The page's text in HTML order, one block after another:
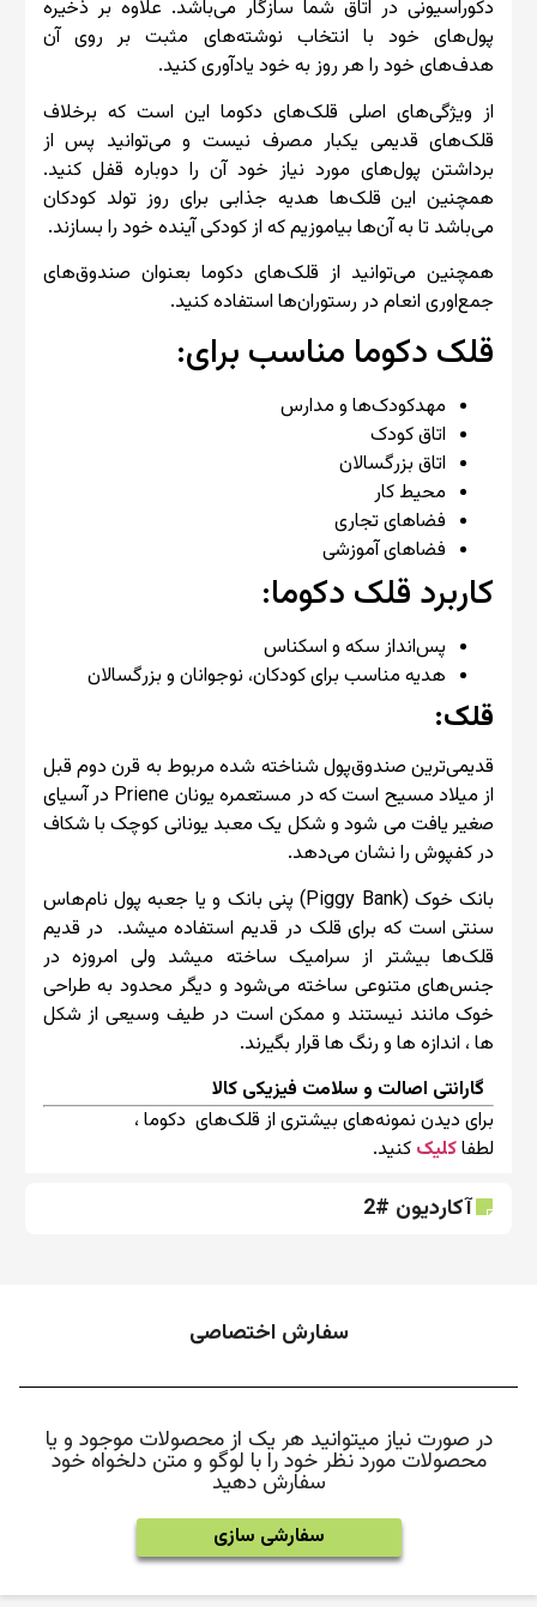
دکوراسیونی در اتاق شما سازگار می‌باشد. علاوه بر ذخیره
پول‌های خود با انتخاب نوشته‌های مثبت بر روی آن
هدف‌های خود را هر روز به خود یادآوری کنید.
از ویژگی‌های اصلی قلک‌های دکوما این است که برخلاف
قلک‌های قدیمی یکبار مصرف نیست و می‌توانید پس از
برداشتن پول‌های مورد نیاز خود آن را دوباره قفل کنید.
همچنین این قلک‌ها هدیه جذابی برای روز تولد کودکان
می‌باشد تا به آن‌ها بیاموزیم که از کودکی آینده خود را بسازند.
همچنین می‌توانید از قلک‌های دکوما بعنوان صندوق‌های
جمع‌اوری انعام در رستوران‌ها استفاده کنید.
قلک دکوما مناسب برای:
مهدکودک‌ها و مدارس
اتاق کودک
اتاق بزرگسالان
محیط کار
فضاهای تجاری
فضاهای آموزشی
کاربرد قلک دکوما:
پس‌انداز سکه و اسکناس
هدیه مناسب برای کودکان، نوجوانان و بزرگسالان
قلک:
قدیمی‌ترین صندوق‌پول شناخته شده مربوط به قرن دوم قبل
از میلاد مسیح است که در مستعمره یونان Priene در آسیای
صغیر یافت می شود و شکل یک معبد یونانی کوچک با شکاف
در کفپوش را نشان می‌دهد.
بانک خوک (Piggy Bank) پنی بانک و یا جعبه پول نام‌هاس
سنتی است که برای قلک در قدیم استفاده میشد. در قدیم
قلک‌ها بیشتر از سرامیک ساخته میشد ولی امروزه در
جنس‌های متنوعی ساخته می‌شود و دیگر محدود به طراحی
خوک مانند نیستند و ممکن است در طیف وسیعی از شکل
ها ، اندازه ها و رنگ ها قرار بگیرند.
گارانتی اصالت و سلامت فیزیکی کالا
برای دیدن نمونه‌های بیشتری از قلک‌های دکوما ،
لطفاکلیک کنید.
آکاردیون #2
سفارش اختصاصی
در صورت نیاز میتوانید هر یک از محصولات موجود و یا
محصولات مورد نظر خود را با لوگو و متن دلخواه خود
سفارش دهید
سفارشی سازی